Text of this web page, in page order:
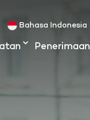
Bahasa Indonesia
Penerimaan